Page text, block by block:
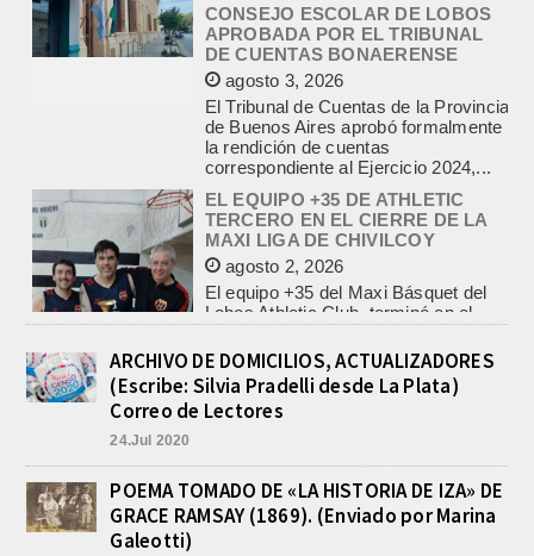
El Tribunal de Cuentas de la Provincia
de Buenos Aires aprobó formalmente
la rendición de cuentas
correspondiente al Ejercicio 2024,...
EL EQUIPO +35 DE ATHLETIC
TERCERO EN EL CIERRE DE LA
MAXI LIGA DE CHIVILCOY
agosto 2, 2026
El equipo +35 del Maxi Básquet del
Lobos Athletic Club, terminó en el
podio de la Maxi Liga de Chivilcoy,...
INFORME DE DEFENSA CIVIL
LOBOS, COLABORACION EN LA
BUSQUEDA DE UNA PERSONA EN
EL ARROYO SALADILLO
agosto 5, 2026
En las primeras horas de la tarde del
martes, el Intendente Jorge
Etcheverry recibió, por parte de su
CHOQUE DE UN AUTO Y UN
CAMION EN LA RUTA 205
ARCHIVO DE DOMICILIOS, ACTUALIZADORES
(Escribe: Silvia Pradelli desde La Plata)
Correo de Lectores
24.Jul 2020
POEMA TOMADO DE «LA HISTORIA DE IZA» DE
GRACE RAMSAY (1869). (Enviado por Marina
Galeotti)